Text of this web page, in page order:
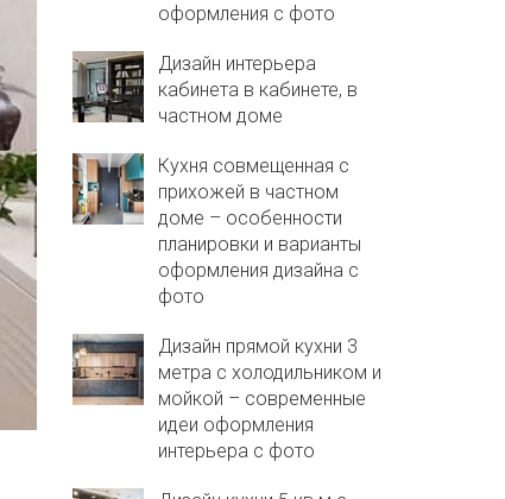
оформления с фото
Дизайн интерьера
кабинета в кабинете, в
частном доме
Кухня совмещенная с
прихожей в частном
доме – особенности
планировки и варианты
оформления дизайна с
фото
Дизайн прямой кухни 3
метра с холодильником и
мойкой – современные
идеи оформления
интерьера с фото